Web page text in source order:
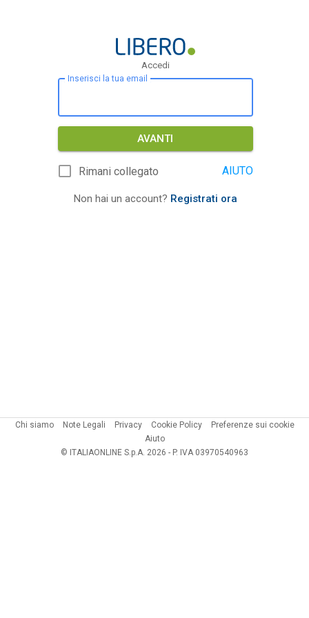
Accedi
Inserisci la tua email
AVANTI
Rimani collegato AIUTO
Non hai un account? Registrati ora
Chi siamo Note Legali Privacy Cookie Policy
Preferenze sui cookie
Aiuto
© ITALIAONLINE S.p.A. 2026 - P. IVA 03970540963